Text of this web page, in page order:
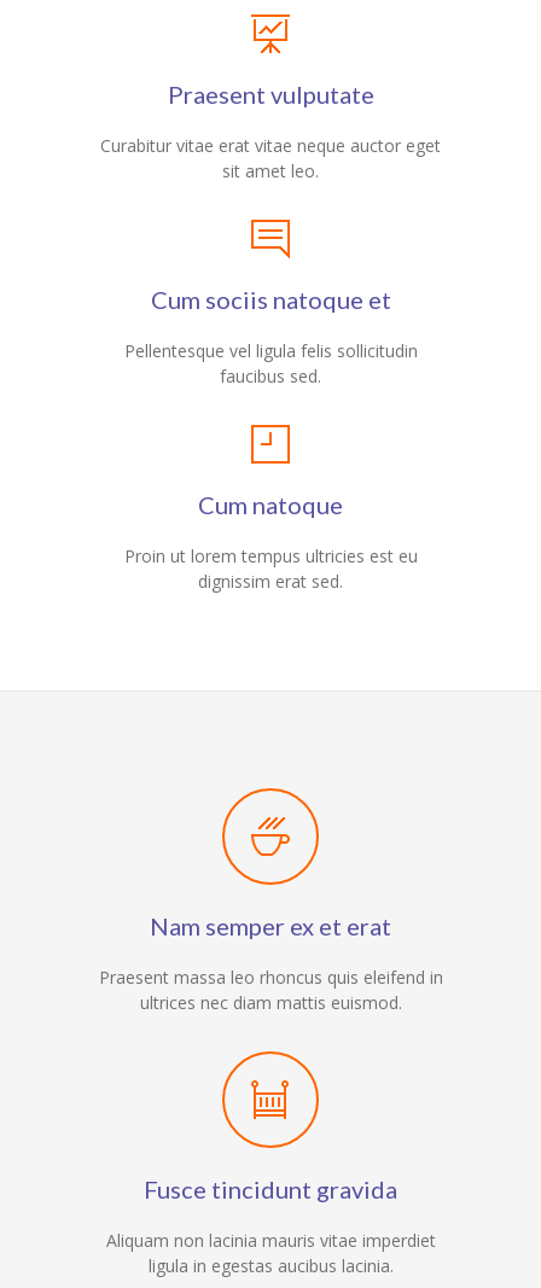
Praesent vulputate
Curabitur vitae erat vitae neque auctor eget
sit amet leo.
Cum sociis natoque et
Pellentesque vel ligula felis sollicitudin
faucibus sed.
Cum natoque
Proin ut lorem tempus ultricies est eu
dignissim erat sed.
Nam semper ex et erat
Praesent massa leo rhoncus quis eleifend in
ultrices nec diam mattis euismod.
Fusce tincidunt gravida
Aliquam non lacinia mauris vitae imperdiet
ligula in egestas aucibus lacinia.